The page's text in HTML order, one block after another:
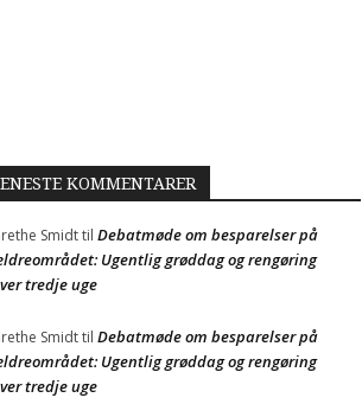
KOMMENTARER
Smidttil Debatmøde om besparelser på
Ugentlig grøddag og rengøring
tredje uge
Smidttil Debatmøde om besparelser på
Ugentlig grøddag og rengøring
tredje uge